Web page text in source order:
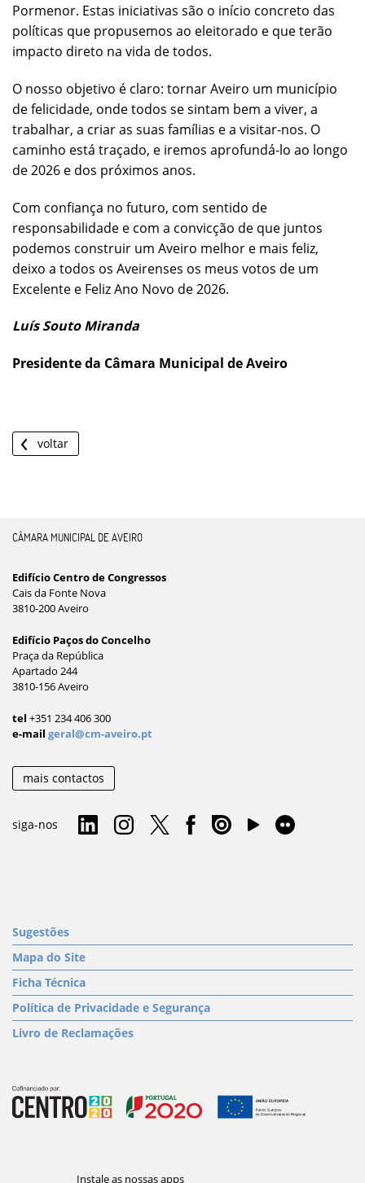
Pormenor. Estas iniciativas são o início concreto das
políticas que propusemos ao eleitorado e que terão
impacto direto na vida de todos.
O nosso objetivo é claro: tornar Aveiro um município
de felicidade, onde todos se sintam bem a viver, a
trabalhar, a criar as suas famílias e a visitar-nos. O
caminho está traçado, e iremos aprofundá-lo ao longo
de 2026 e dos próximos anos.
Com confiança no futuro, com sentido de
responsabilidade e com a convicção de que juntos
podemos construir um Aveiro melhor e mais feliz,
deixo a todos os Aveirenses os meus votos de um
Excelente e Feliz Ano Novo de 2026.
Luís Souto Miranda
Presidente da Câmara Municipal de Aveiro
voltar
CÂMARA MUNICIPAL DE AVEIRO
Edifício Centro de Congressos
Cais da Fonte Nova
3810-200 Aveiro
Edifício Paços do Concelho
Praça da República
Apartado 244
3810-156 Aveiro
tel +351 234 406 300
e-mail geral@cm-aveiro.pt
mais contactos
siga-nos
Sugestões
Mapa do Site
Ficha Técnica
Política de Privacidade e Segurança
Livro de Reclamações